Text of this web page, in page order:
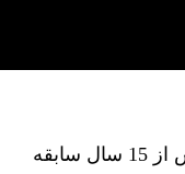
گروه فنی آذین گستر آچاگ ، با بیش از 15 سال سابقه